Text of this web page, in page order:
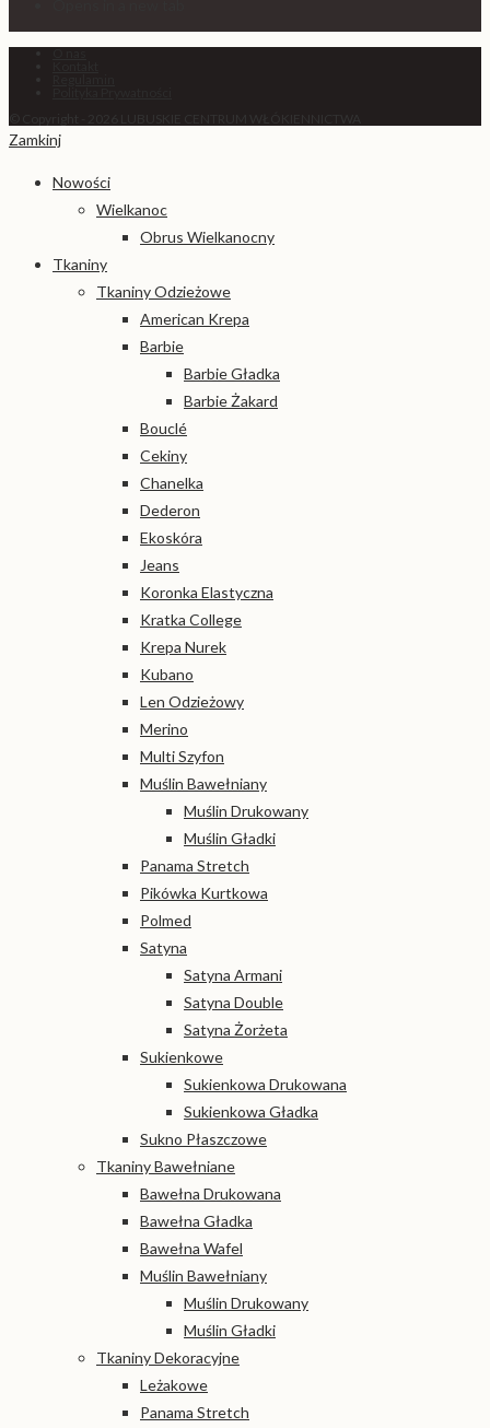
Zamkinj
Nowości
Wielkanoc
Obrus Wielkanocny
Tkaniny
Tkaniny Odzieżowe
American Krepa
Barbie
Barbie Gładka
Barbie Żakard
Bouclé
Cekiny
Chanelka
Dederon
Ekoskóra
Jeans
Koronka Elastyczna
Kratka College
Krepa Nurek
Kubano
Len Odzieżowy
Merino
Multi Szyfon
Muślin Bawełniany
Muślin Drukowany
Muślin Gładki
Panama Stretch
Pikówka Kurtkowa
Polmed
Satyna
Satyna Armani
Satyna Double
Satyna Żorżeta
Sukienkowe
Sukienkowa Drukowana
Sukienkowa Gładka
Sukno Płaszczowe
Tkaniny Bawełniane
Bawełna Drukowana
Bawełna Gładka
Bawełna Wafel
Muślin Bawełniany
Muślin Drukowany
Muślin Gładki
Tkaniny Dekoracyjne
Leżakowe
Panama Stretch